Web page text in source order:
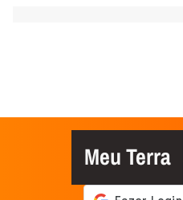
Meu Terra